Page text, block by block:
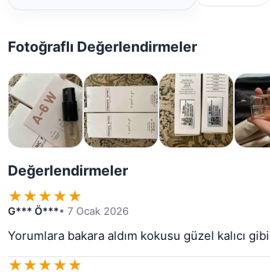
Fotoğraflı Değerlendirmeler
Değerlendirmeler
★★★★★
G*** Ö***• 7 Ocak 2026
Yorumlara bakara aldım kokusu güzel kalıcı gibi
★★★★★